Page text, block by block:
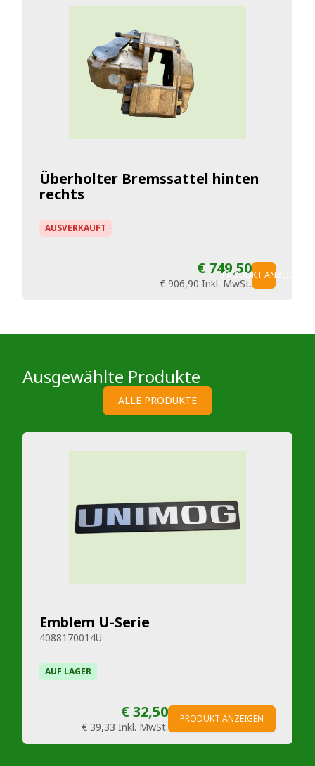
Überholter Bremssattel hinten
rechts
AUSVERKAUFT
€ 749,50
€ 906,90 Inkl. MwSt.
PRODUKT ANZEIGEN
Ausgewählte Produkte
ALLE PRODUKTE
Emblem U-Serie
4088170014U
AUF LAGER
€ 32,50
€ 39,33 Inkl. MwSt.
PRODUKT ANZEIGEN